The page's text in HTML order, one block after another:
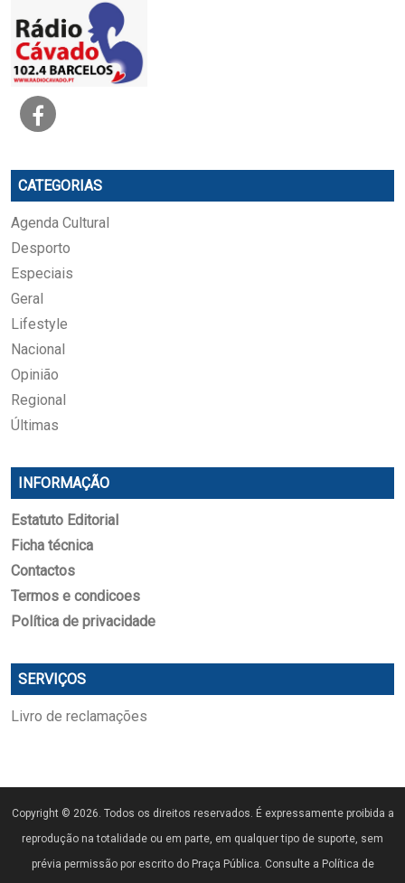
CATEGORIAS
Agenda Cultural
Desporto
Especiais
Geral
Lifestyle
Nacional
Opinião
Regional
Últimas
INFORMAÇÃO
Estatuto Editorial
Ficha técnica
Contactos
Termos e condicoes
Política de privacidade
SERVIÇOS
Livro de reclamações
Copyright © 2026. Todos os direitos reservados. É expressamente proibida a
reprodução na totalidade ou em parte, em qualquer tipo de suporte, sem
prévia permissão por escrito do Praça Pública. Consulte a Política de